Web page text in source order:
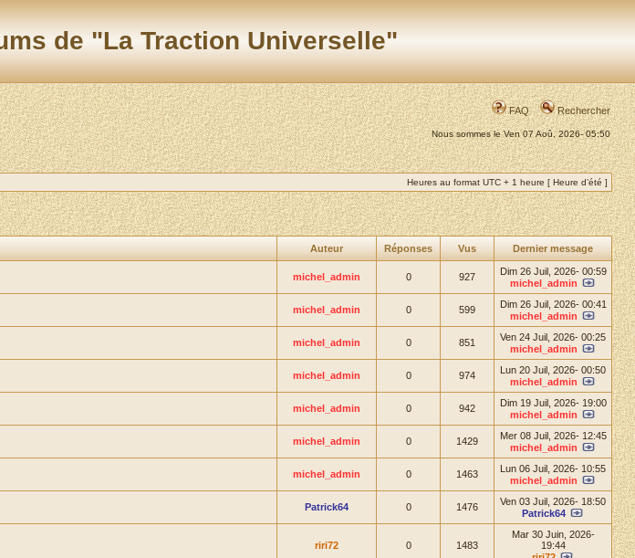
de "La Traction Universelle"
FAQ Rechercher
Nous sommes le Ven 07 Aoû, 2026- 05:50
Heures au format UTC + 1 heure [ Heure d’été ]
Auteur Réponses Vus Dernier message
michel_admin 0 927
Dim 26 Juil, 2026- 00:59
michel_admin
michel_admin 0 599
Dim 26 Juil, 2026- 00:41
michel_admin
michel_admin 0 851
Ven 24 Juil, 2026- 00:25
michel_admin
michel_admin 0 974
Lun 20 Juil, 2026- 00:50
michel_admin
michel_admin 0 942
Dim 19 Juil, 2026- 19:00
michel_admin
michel_admin 0 1429
Mer 08 Juil, 2026- 12:45
michel_admin
michel_admin 0 1463
Lun 06 Juil, 2026- 10:55
michel_admin
Patrick64 0 1476
Ven 03 Juil, 2026- 18:50
Patrick64
riri72 0 1483
Mar 30 Juin, 2026-
19:44